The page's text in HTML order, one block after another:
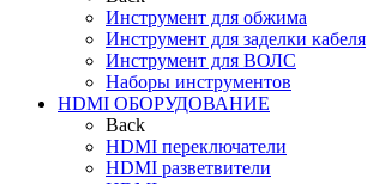
Инструмент для обжима
Инструмент для заделки кабеля
Инструмент для ВОЛС
Наборы инструментов
HDMI ОБОРУДОВАНИЕ
Back
HDMI переключатели
HDMI разветвители